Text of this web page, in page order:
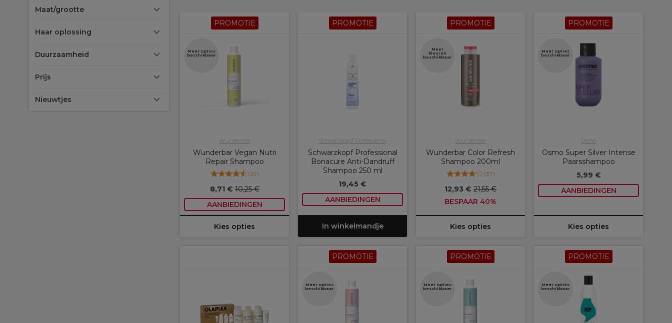
Maat/grootte
Haar oplossing
Duurzaamheid
Prijs
Nieuwtjes
PROMOTIE
Meer opties
beschikbaar
Wunderbar
Wunderbar Vegan Nutri
Repair Shampoo
(29)
8,71 €10,25 €
AANBIEDINGEN
Kies opties
PROMOTIE
Schwarzkopf Professional
Schwarzkopf Professional
Bonacure Anti-Dandruff
Shampoo 250 ml
19,45 €
AANBIEDINGEN
In winkelmandje
PROMOTIE
Meer
kleuren
beschikbaar
Wunderbar
Wunderbar Color Refresh
Shampoo 200ml
(37)
12,93 € 21,55 €
BESPAAR 40%
Kies opties
PROMOTIE
Meer opties
beschikbaar
Osmo
Osmo Super Silver Intense
Paarsshampoo
5,99 €
AANBIEDINGEN
Kies opties
PROMOTIE
Meer opties
beschikbaar
PROMOTIE
Meer opties
beschikbaar
PROMOTIE
Meer opties
beschikbaar